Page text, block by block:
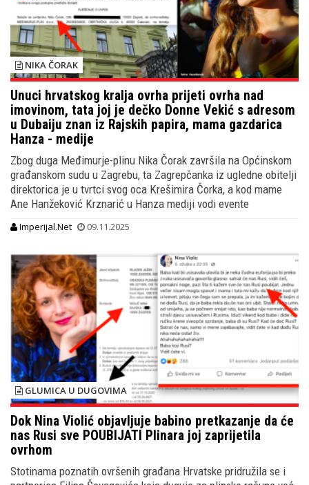
NIKA ČORAK
Unuci hrvatskog kralja ovrha prijeti ovrha nad
imovinom, tata joj je dečko Donne Vekić s adresom
u Dubaiju znan iz Rajskih papira, mama gazdarica
Hanza - medije
Zbog duga Međimurje-plinu Nika Čorak završila na Općinskom
građanskom sudu u Zagrebu, ta Zagrepčanka iz ugledne obitelji
direktorica je u tvrtci svog oca Krešimira Čorka, a kod mame
Ane Hanžeković Krznarić u Hanza mediji vodi evente
Imperijal.Net 09.11.2025
GLUMICA U DUGOVIMA
Dok Nina Violić objavljuje babino pretkazanje da će
nas Rusi sve POUBIJATI Plinara joj zaprijetila
ovrhom
Stotinama poznatih ovršenih građana Hrvatske pridružila se i